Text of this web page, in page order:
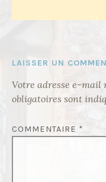
LAISSER UN
Votre adresse e-mail
obligatoires sont
COMMENTAIRE *